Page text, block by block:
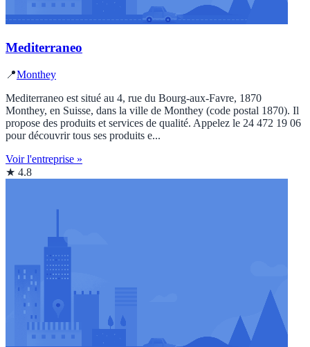
Mediterraneo
📍Monthey
Mediterraneo est situé au 4, rue du Bourg-aux-Favre, 1870
Monthey, en Suisse, dans la ville de Monthey (code postal 1870). Il
propose des produits et services de qualité. Appelez le 24 472 19 06
pour découvrir tous ses produits e...
Voir l'entreprise »
★ 4.8